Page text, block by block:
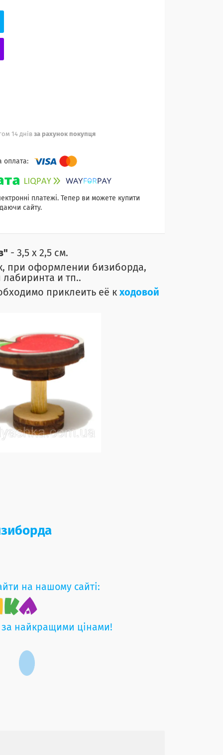
14 днів за рахунок покупця
платежі. Тепер ви можете купити
сайту.
- 3,5 х 2,5 см.
при оформлении бизиборда,
лабиринта и тп..
приклеить её к ходовой
на нашому сайті:
найкращими цінами!